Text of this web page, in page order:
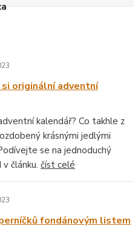
originální adventní
kalendář? Co takhle z
krásnými jedlými
se na jednoduchý
článku. číst celé
fondánovým listem